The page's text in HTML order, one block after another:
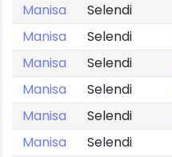
Manisa
Selendi
Manisa
Selendi
Manisa
Selendi
Manisa
Selendi
Manisa
Selendi
Manisa
Selendi